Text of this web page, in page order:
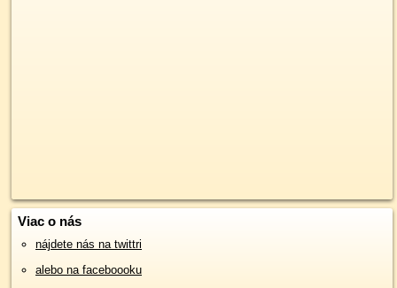
Viac o nás
nájdete nás na twittri
alebo na faceboooku